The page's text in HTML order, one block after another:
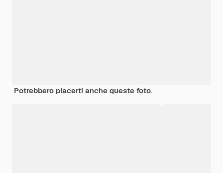
Potrebbero piacerti anche queste foto.